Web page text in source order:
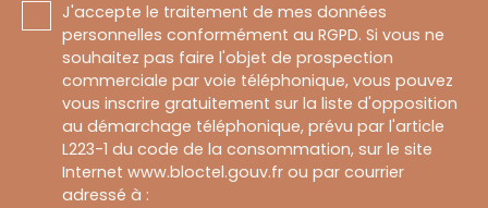
J'accepte le traitement de mes données
personnelles conformément au RGPD. Si vous ne
souhaitez pas faire l'objet de prospection
commerciale par voie téléphonique, vous pouvez
vous inscrire gratuitement sur la liste d'opposition
au démarchage téléphonique, prévu par l'article
L223-1 du code de la consommation, sur le site
Internet www.bloctel.gouv.fr ou par courrier
adressé à :